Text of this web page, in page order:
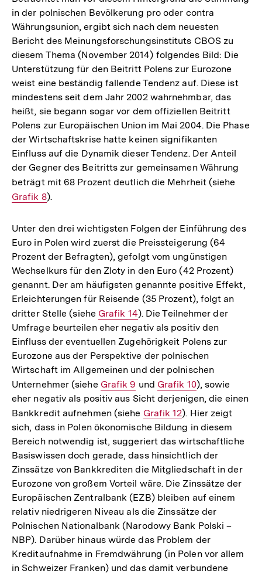
in der polnischen Bevölkerung pro oder contra
Währungsunion, ergibt sich nach dem neuesten
Bericht des Meinungsforschungsinstituts CBOS zu
diesem Thema (November 2014) folgendes Bild: Die
Unterstützung für den Beitritt Polens zur Eurozone
weist eine beständig fallende Tendenz auf. Diese ist
mindestens seit dem Jahr 2002 wahrnehmbar, das
heißt, sie begann sogar vor dem offiziellen Beitritt
Polens zur Europäischen Union im Mai 2004. Die Phase
der Wirtschaftskrise hatte keinen signifikanten
Einfluss auf die Dynamik dieser Tendenz. Der Anteil
der Gegner des Beitritts zur gemeinsamen Währung
beträgt mit 68 Prozent deutlich die Mehrheit (siehe
Grafik 8).
Unter den drei wichtigsten Folgen der Einführung des
Euro in Polen wird zuerst die Preissteigerung (64
Prozent der Befragten), gefolgt vom ungünstigen
Wechselkurs für den Zloty in den Euro (42 Prozent)
genannt. Der am häufigsten genannte positive Effekt,
Erleichterungen für Reisende (35 Prozent), folgt an
dritter Stelle (siehe Interner
Link:
Grafik 14). Die Teilnehmer der
Umfrage beurteilen eher negativ als positiv den
Einfluss der eventuellen Zugehörigkeit Polens zur
Eurozone aus der Perspektive der polnischen
Wirtschaft im Allgemeinen und der polnischen
Unternehmer (siehe Interner
Link:
Grafik 9 und Interner
Link:
Grafik 10), sowie
eher negativ als positiv aus Sicht derjenigen, die einen
Bankkredit aufnehmen (siehe Interner
Link:
Grafik 12). Hier zeigt
sich, dass in Polen ökonomische Bildung in diesem
Bereich notwendig ist, suggeriert das wirtschaftliche
Basiswissen doch gerade, dass hinsichtlich der
Zinssätze von Bankkrediten die Mitgliedschaft in der
Eurozone von großem Vorteil wäre. Die Zinssätze der
Europäischen Zentralbank (EZB) bleiben auf einem
relativ niedrigeren Niveau als die Zinssätze der
Polnischen Nationalbank (Narodowy Bank Polski –
NBP). Darüber hinaus würde das Problem der
Kreditaufnahme in Fremdwährung (in Polen vor allem
in Schweizer Franken) und das damit verbundene